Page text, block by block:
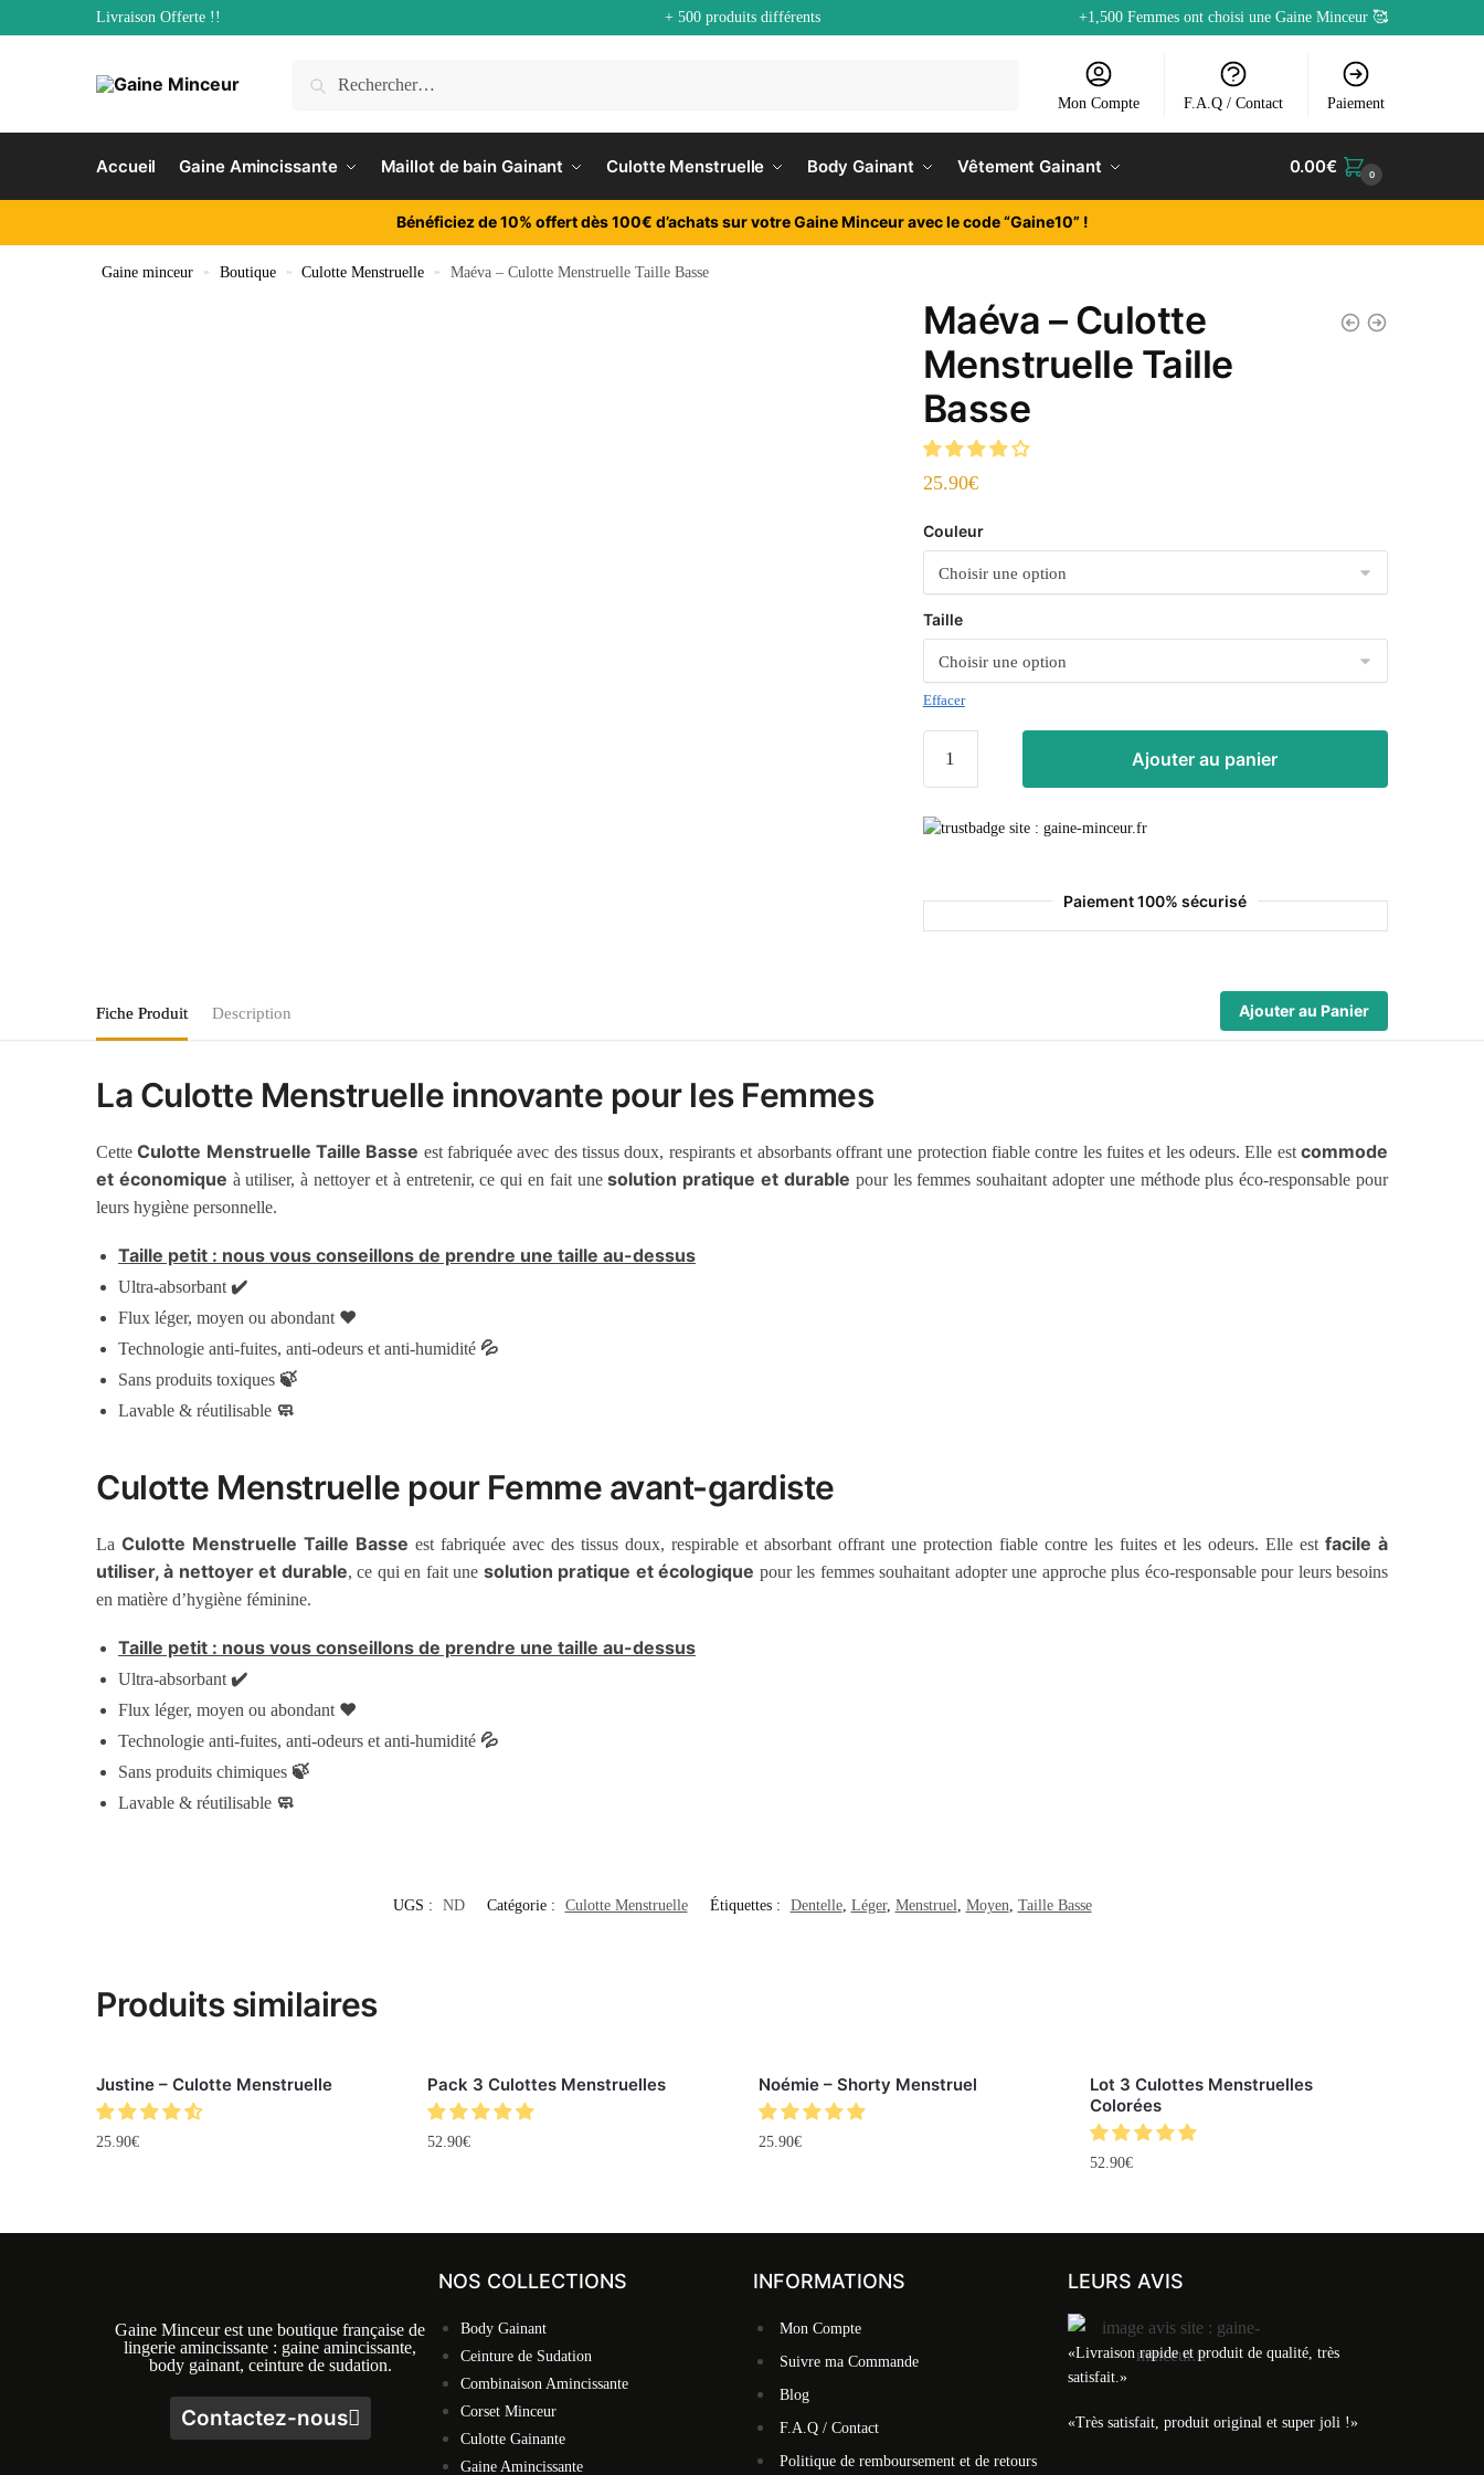
Livraison Offerte !! + 500 produits différents +1,500 Femmes ont choisi une Gaine Minceur 🥰
Mon Compte F.A.Q / Contact Paiement
Accueil Gaine Amincissante Maillot de bain Gainant Culotte Menstruelle Body Gainant Vêtement Gainant 0.00€ 0
Bénéficiez de 10% offert dès 100€ d’achats sur votre Gaine Minceur avec le code “Gaine10” !
Gaine minceur » Boutique » Culotte Menstruelle » Maéva – Culotte Menstruelle Taille Basse
Maéva – Culotte
Menstruelle Taille
Basse
25.90€
Couleur
Taille
Effacer
Ajouter au panier
Paiement 100% sécurisé
Fiche Produit Description Ajouter au Panier
La Culotte Menstruelle innovante pour les Femmes
CetteCulotte Menstruelle Taille Basse est fabriquée avec des tissus doux, respirants et absorbants offrant une protection fiable contre les fuites et les odeurs. Elle estcommode
et économique à utiliser, à nettoyer et à entretenir, ce qui en fait unesolution pratique et durable pour les femmes souhaitant adopter une méthode plus éco-responsable pour
leurs hygiène personnelle.
Taille petit : nous vous conseillons de prendre une taille au-dessus
Ultra-absorbant✔️
Flux léger, moyen ou abondant ❤️
Technologie anti-fuites, anti-odeurs et anti-humidité 💦
Sans produits toxiques 🍃
Lavable & réutilisable 🧼
Culotte Menstruelle pour Femme avant-gardiste
LaCulotte Menstruelle Taille Basse est fabriquée avec des tissus doux, respirable et absorbant offrant une protection fiable contre les fuites et les odeurs. Elle est facile à
utiliser, à nettoyer et durable, ce qui en fait une solution pratique et écologique pour les femmes souhaitant adopter une approche plus éco-responsable pour leurs besoins
en matière d’hygiène féminine.
Taille petit : nous vous conseillons de prendre une taille au-dessus
Ultra-absorbant✔️
Flux léger, moyen ou abondant ❤️
Technologie anti-fuites, anti-odeurs et anti-humidité 💦
Sans produits chimiques 🍃
Lavable & réutilisable 🧼
UGS : ND Catégorie : Culotte Menstruelle Étiquettes : Dentelle, Léger, Menstruel Moyen Taille Basse
Produits similaires
Justine – Culotte Menstruelle
25.90€
Pack 3 Culottes Menstruelles
52.90€
Noémie – Shorty Menstruel
25.90€
Lot 3 Culottes Menstruelles
Colorées
52.90€
Gaine Minceur est une boutique française de
lingerie amincissante : gaine amincissante,
body gainant, ceinture de sudation.
Contactez-nous
NOS COLLECTIONS
Body Gainant
Ceinture de Sudation
Combinaison Amincissante
Corset Minceur
Culotte Gainante
Gaine Amincissante
INFORMATIONS
Mon Compte
Suivre ma Commande
Blog
F.A.Q / Contact
Politique de remboursement et de retours
LEURS AVIS
«Livraison rapide et produit de qualité, très
satisfait.»
«Très satisfait, produit original et super joli !»